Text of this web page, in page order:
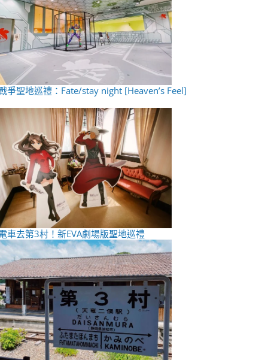
爭聖地巡禮：Fate/stay night [Heaven’s Feel]
車去第3村！新EVA劇場版聖地巡禮